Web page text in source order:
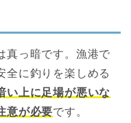
真っ暗です。漁港で
全に釣りを楽しめる
い上に足場が悪いな
意が必要です。